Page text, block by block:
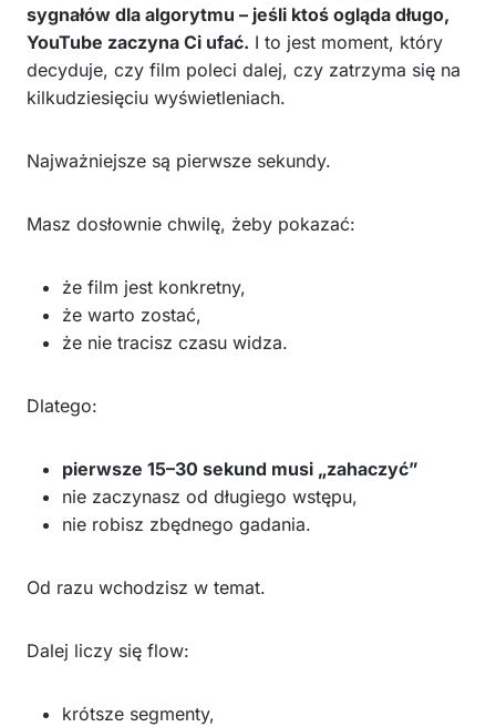
sygnałów dla algorytmu – jeśli ktoś ogląda długo,
YouTube zaczyna Ci ufać. I to jest moment, który
decyduje, czy film poleci dalej, czy zatrzyma się na
kilkudziesięciu wyświetleniach.
Najważniejsze są pierwsze sekundy.
Masz dosłownie chwilę, żeby pokazać:
że film jest konkretny,
że warto zostać,
że nie tracisz czasu widza.
Dlatego:
pierwsze 15–30 sekund musi „zahaczyć”
nie zaczynasz od długiego wstępu,
nie robisz zbędnego gadania.
Od razu wchodzisz w temat.
Dalej liczy się flow:
krótsze segmenty,